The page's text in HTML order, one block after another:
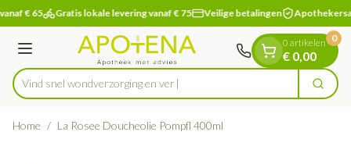
Ga naar de inhoud
1 van 1
€ 65 Gratis lokale levering vanaf € 75 Veilige betalingen
Menu
Product, merk, categorie...
Vind snel wondverzorging Zoek
0 artikelen
€ 0,00
0
Home / La Rosee Doucheolie Pompfl 400ml